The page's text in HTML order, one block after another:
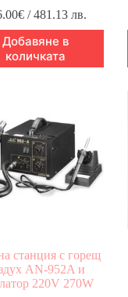
€ / 481.13 лв.
Добавяне в
количката
станция с горещ
AN-952A и
220V 270W